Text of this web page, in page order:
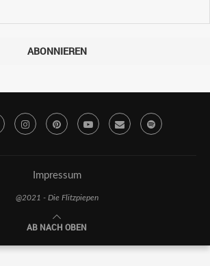
ABONNIEREN
Impressum
@2021 - Die Flitzpiepen
AB NACH OBEN